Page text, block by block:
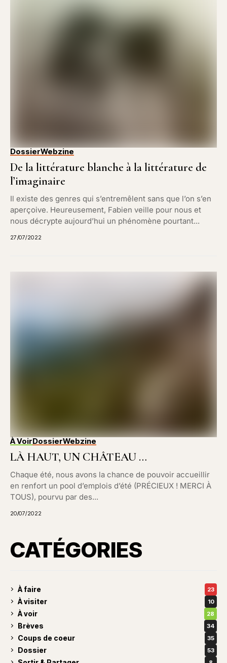
DossierWebzine
De la littérature blanche à la littérature de
l’imaginaire
Il existe des genres qui s’entremêlent sans que l’on s’en
aperçoive. Heureusement, Fabien veille pour nous et
nous décrypte aujourd’hui un phénomène pourtant...
27/07/2022
À VoirDossierWebzine
LÀ HAUT, UN CHÂTEAU …
Chaque été, nous avons la chance de pouvoir accueillir
en renfort un pool d’emplois d’été (PRÉCIEUX ! MERCI À
TOUS), pourvu par des...
20/07/2022
CATÉGORIES
À faire 23
À visiter 10
À voir 28
Brèves 34
Coups de coeur 35
Dossier 53